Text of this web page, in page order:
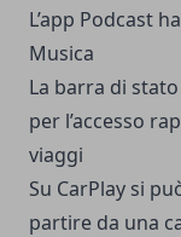
L’app Podcast
Musica
La barra di
per l’accesso
viaggi
Su CarPlay si
partire da una